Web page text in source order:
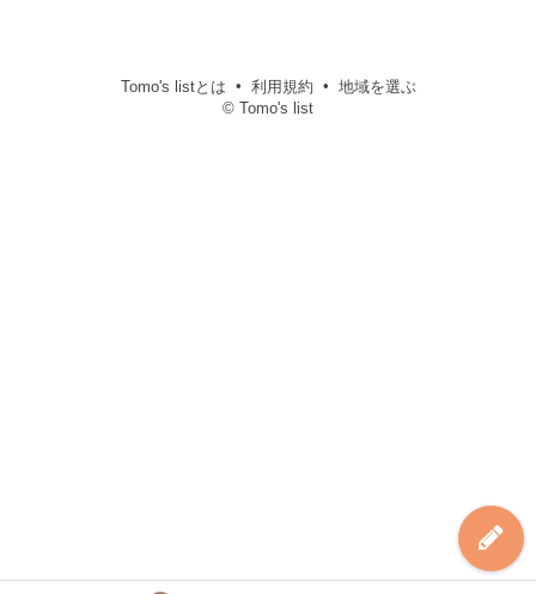
Tomo's listとは 利用規約
地域を選ぶ
© Tomo's list